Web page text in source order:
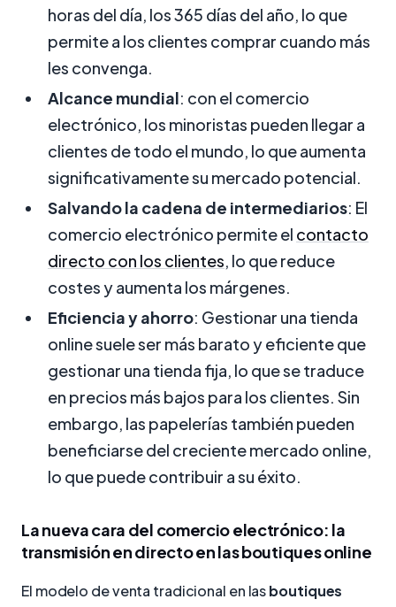
horas del día, los 365 días del año, lo que
permite a los clientes comprar cuando más
les convenga.
Alcance mundial: con el comercio
electrónico, los minoristas pueden llegar a
clientes de todo el mundo, lo que aumenta
significativamente su mercado potencial.
Salvando la cadena de intermediarios: El
comercio electrónico permite el contacto
directo con los clientes, lo que reduce
costes y aumenta los márgenes.
Eficiencia y ahorro: Gestionar una tienda
online suele ser más barato y eficiente que
gestionar una tienda fija, lo que se traduce
en precios más bajos para los clientes. Sin
embargo, las papelerías también pueden
beneficiarse del creciente mercado online,
lo que puede contribuir a su éxito.
La nueva cara del comercio electrónico: la
transmisión en directo en las boutiques online
El modelo de venta tradicional en lasboutiques